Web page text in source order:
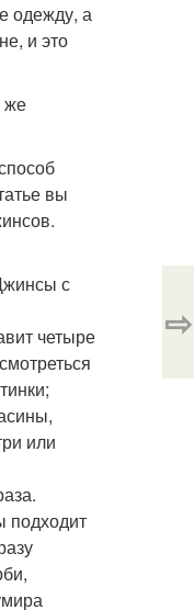
одежду, а
и это
же
вы
с
четыре
или
подходит
⇨